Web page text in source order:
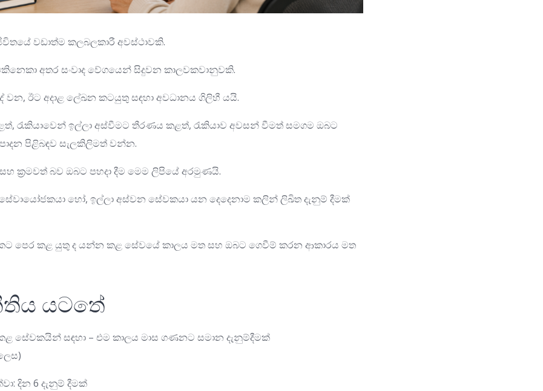
වඩාත්ම කලබලකාරී අවස්ථාවකි.
අතර සංවාද වේගයෙන් සිදුවන කාලවකවානුවකි.
වන, ඊට අදාළ ලේඛන කටයුතු සඳහා අවධානය ගිලිහී යයි.
රැකියාවෙන් ඉල්ලා අස්වීමට තීරණය කළත්, රැකියාව අවසන් වීමත් සමගම ඔබට
පිළිබඳව සැලකිලිමත් වන්න.
ක්‍රමවත් බව ඔබට පහදා දීම මෙම ලිපියේ අරමුණයි.
හෝ, ඉල්ලා අස්වන සේවකයා යන දෙදෙනාම කලින් ලිඛිත දැනුම් දීමක්
පෙර කළ යුතු ද යන්න කළ සේවයේ කාලය මත සහ ඔබට ගෙවීම් කරන ආකාරය මත
යටතේ
සේවකයින් සඳහා – එම කාලය මාස ගණනට සමාන දැනුම්දීමක්
දින 6 දැනුම් දීමක්